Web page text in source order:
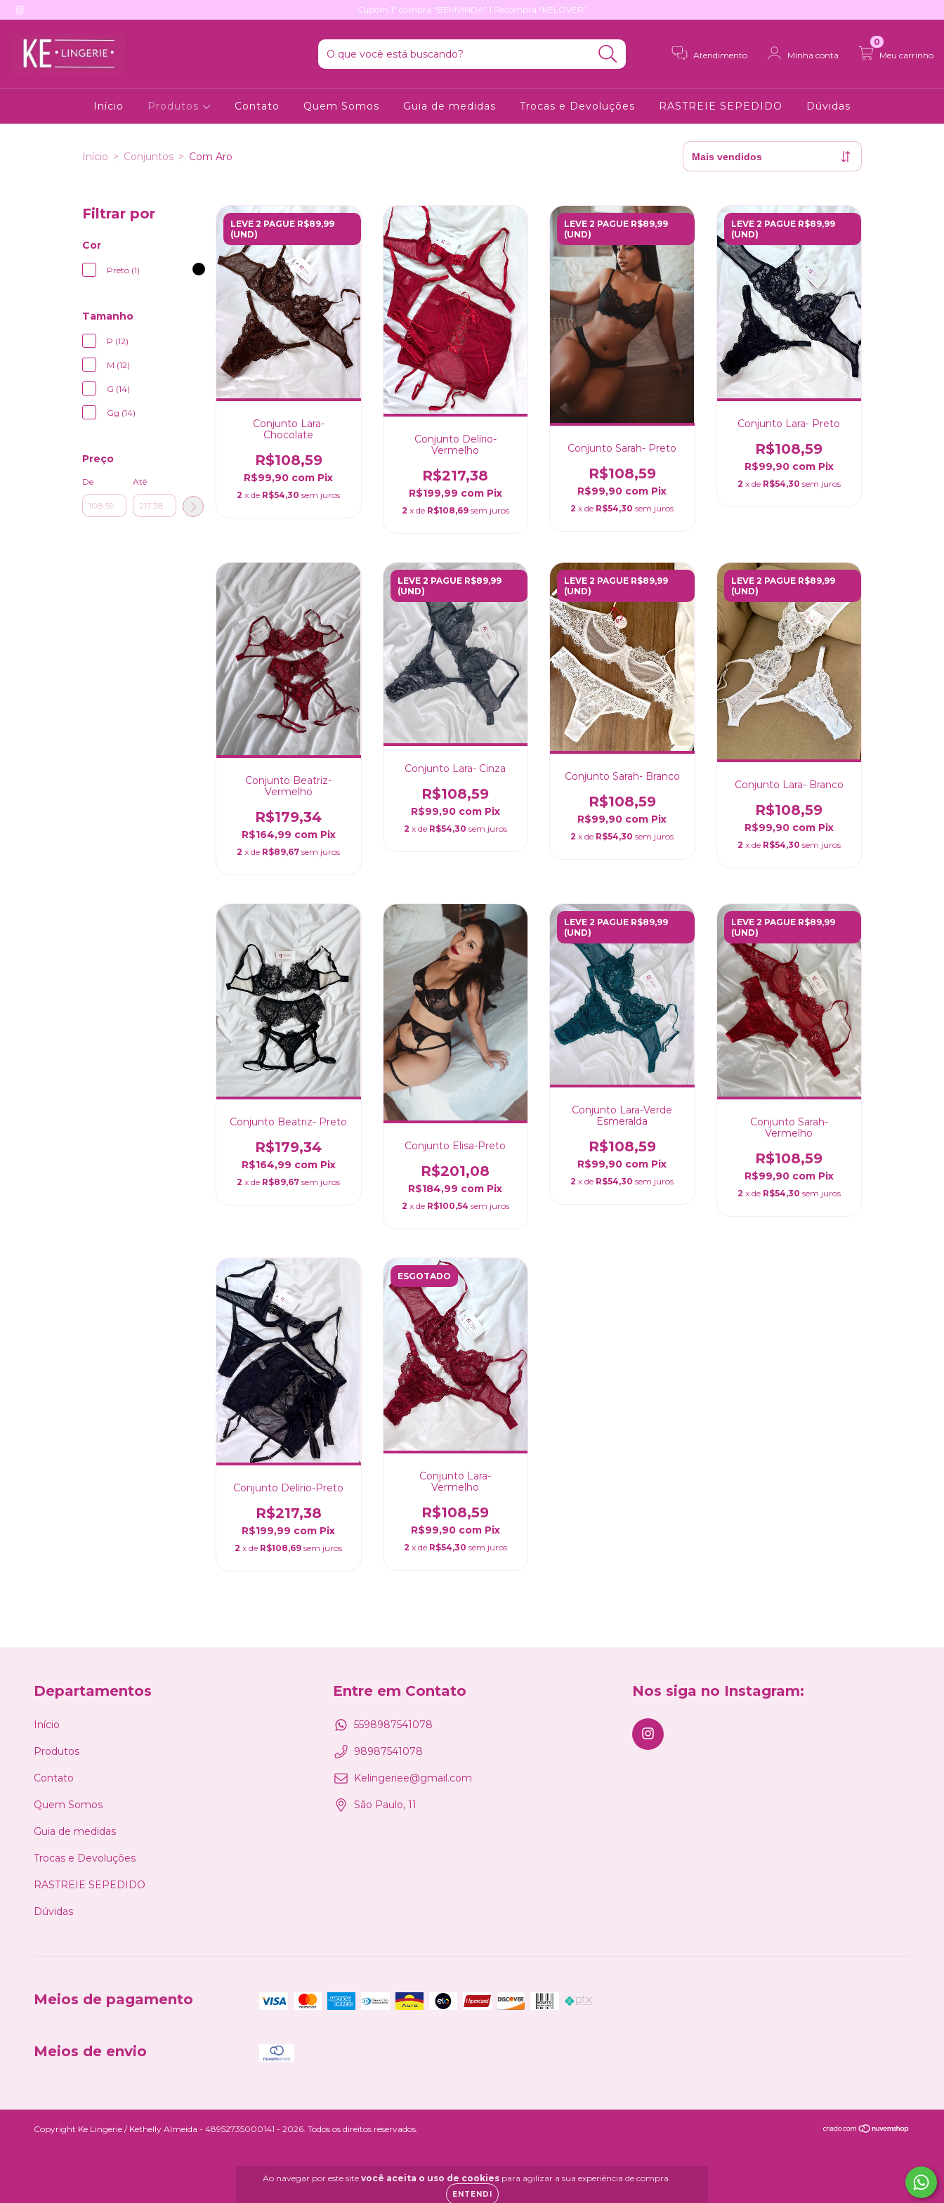
Cupom 1ª compra “BEMVINDA” | Recompra “KELOVER”
Atendimento Minha conta Meu carrinho
0
Início Produtos Contato Quem Somos Guia de medidas Trocas e Devoluções RASTREIE SEPEDIDO Dúvidas
Ao navegar por este site você aceita o uso de cookiespara agilizar a sua experiência de compra.
ENTENDI
Início > Conjuntos > Com Aro
Filtrar por
Cor
Preto (1)
Tamanho
P (12)
M (12)
G (14)
Gg (14)
Preço
De Até
LEVE 2 PAGUE R$89,99
(UND)
Conjunto Lara-
Chocolate
R$108,59
R$99,90 com Pix
2 x de R$54,30 sem juros
Conjunto Delírio-
Vermelho
R$217,38
R$199,99 com Pix
2 x de R$108,69 sem juros
LEVE 2 PAGUE R$89,99
(UND)
Conjunto Sarah- Preto
R$108,59
R$99,90 com Pix
2 x de R$54,30 sem juros
LEVE 2 PAGUE R$89,99
(UND)
Conjunto Lara- Preto
R$108,59
R$99,90 com Pix
2 x de R$54,30 sem juros
Conjunto Beatriz-
Vermelho
R$179,34
R$164,99 com Pix
2 x de R$89,67 sem juros
LEVE 2 PAGUE R$89,99
(UND)
Conjunto Lara- Cinza
R$108,59
R$99,90 com Pix
2 x de R$54,30 sem juros
LEVE 2 PAGUE R$89,99
(UND)
Conjunto Sarah- Branco
R$108,59
R$99,90 com Pix
2 x de R$54,30 sem juros
LEVE 2 PAGUE R$89,99
(UND)
Conjunto Lara- Branco
R$108,59
R$99,90 com Pix
2 x de R$54,30 sem juros
Conjunto Beatriz- Preto
R$179,34
R$164,99 com Pix
2 x de R$89,67 sem juros
Conjunto Elisa-Preto
R$201,08
R$184,99 com Pix
2 x de R$100,54 sem juros
LEVE 2 PAGUE R$89,99
(UND)
Conjunto Lara-Verde
Esmeralda
R$108,59
R$99,90 com Pix
2 x de R$54,30 sem juros
LEVE 2 PAGUE R$89,99
(UND)
Conjunto Sarah-
Vermelho
R$108,59
R$99,90 com Pix
2 x de R$54,30 sem juros
Conjunto Delírio-Preto
R$217,38
R$199,99 com Pix
2 x de R$108,69 sem juros
ESGOTADO
Conjunto Lara-
Vermelho
R$108,59
R$99,90 com Pix
2 x de R$54,30 sem juros
Departamentos
Início
Produtos
Contato
Quem Somos
Guia de medidas
Trocas e Devoluções
RASTREIE SEPEDIDO
Dúvidas
Entre em Contato
5598987541078
98987541078
Kelingeriee@gmail.com
São Paulo, 11
Nos siga no Instagram:
Meios de pagamento
Meios de envio
Copyright Ke Lingerie / Kethelly Almeida - 48952735000141 - 2026. Todos os direitos reservados.